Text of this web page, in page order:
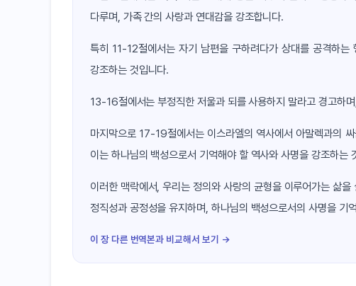
다루며, 가족 간의 사랑과 연대감을 강조합니다.
특히 11-12절에서는 자기 남편을 구하려다가 상대를 공격하
강조하는 것입니다.
13-16절에서는 부정직한 저울과 되를 사용하지 말라고 경고하
마지막으로 17-19절에서는 이스라엘의 역사에서 아말렉과의
이는 하나님의 백성으로서 기억해야 할 역사와 사명을 강조하는
이러한 맥락에서, 우리는 정의와 사랑의 균형을 이루어가는 삶
정직성과 공정성을 유지하며, 하나님의 백성으로서의 사명을 기
이 장 다른 번역본과 비교해서 보기 →